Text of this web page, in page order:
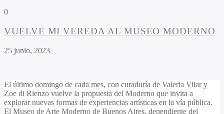
0
VUELVE MI VEREDA AL MUSEO MODERNO
25 junio, 2023
El último domingo de cada mes, con curaduría de Valeria Vilar y
Zoe di Rienzo vuelve la propuesta del Moderno que invita a
explorar nuevas formas de experiencias artísticas en la vía pública.
El Museo de Arte Moderno de Buenos Aires, dependiente del